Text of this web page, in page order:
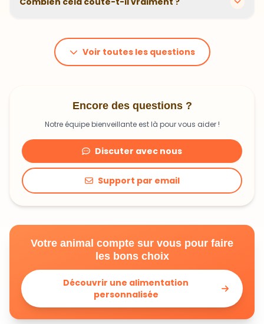
animal. En moyenne, comptez 1,20€ à 1,99€ par jour.
C'est un investissement dans sa santé qui peut vous
faire économiser en frais vétérinaires !
Voir toutes les questions
Encore des questions ?
Notre équipe bienveillante est là pour vous aider !
Discuter avec nous
Support par email
Votre animal compte sur vous pour faire
les bons choix
Découvrir une alimentation
personnalisée